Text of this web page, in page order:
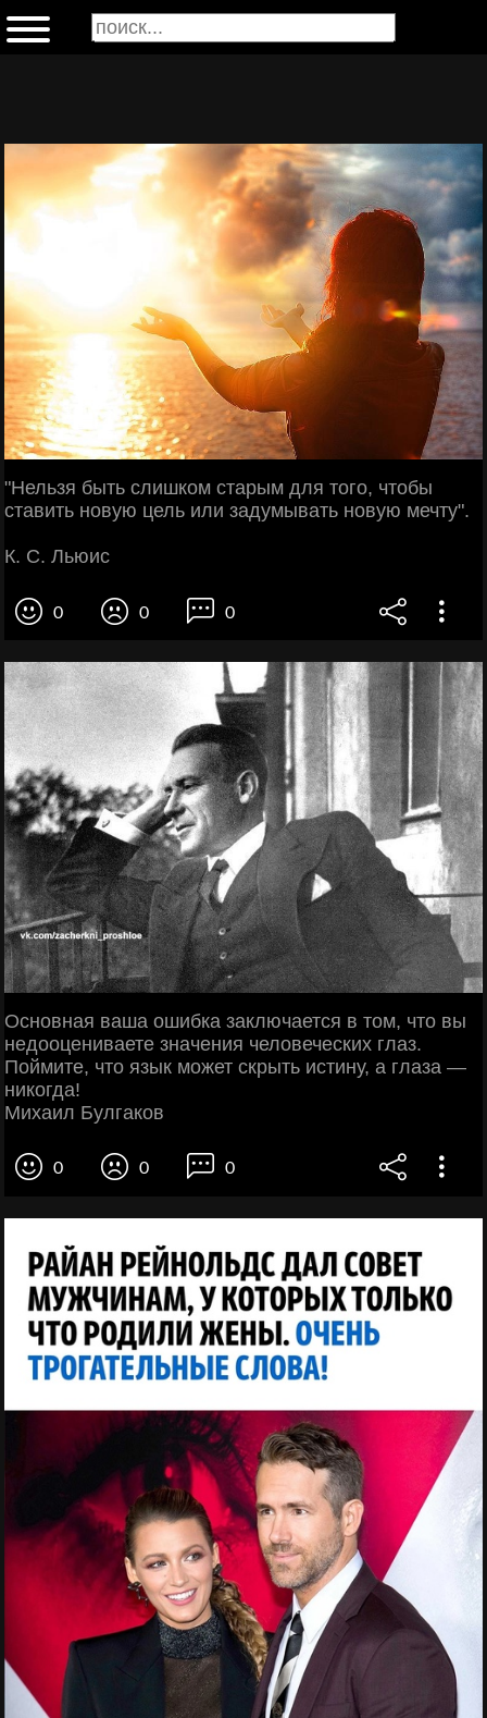
"Нельзя быть слишком старым для того, чтобы
ставить новую цель или задумывать новую мечту".
К. С. Льюис
0 0 0
Основная ваша ошибка заключается в том, что вы
недооцениваете значения человеческих глаз.
Поймите, что язык может скрыть истину, а глаза —
никогда!
Михаил Булгаков
0 0 0